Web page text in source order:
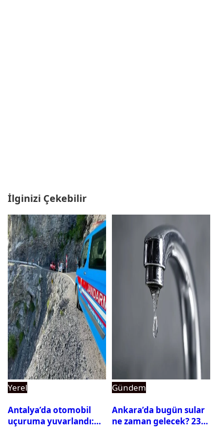
İlginizi Çekebilir
Yerel
Antalya’da otomobil
uçuruma yuvarlandı:
Gündem
Ankara’da bugün sular
ne zaman gelecek? 23